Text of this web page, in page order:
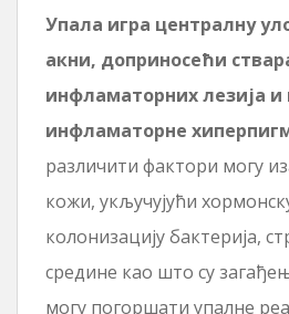
Упала игра централну
акни, доприносећи
инфламаторних лезија и
инфламаторне
различити фактори могу
кожи, укључујући
колонизацију бактерија,
средине као што су
могу погоршати упалне